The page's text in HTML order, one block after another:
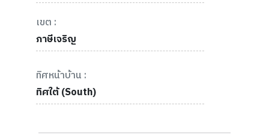
เขต :
ภาษีเจริญ
ทิศหน้าบ้าน :
ทิศใต้ (South)